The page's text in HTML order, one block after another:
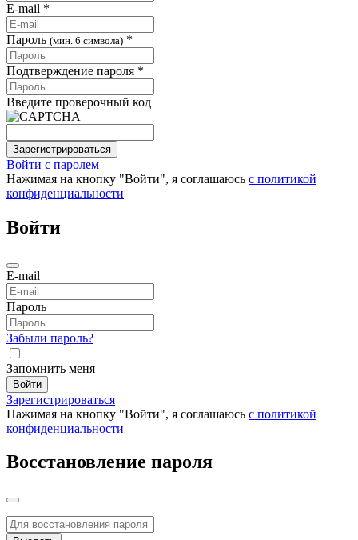
E-mail *
Пароль (мин. 6 символа) *
Подтверждение пароля *
Введите проверочный код
Зарегистрироваться
Войти с паролем
Нажимая на кнопку "Войти", я соглашаюсь с политикой
конфиденциальности
Войти
E-mail
Пароль
Забыли пароль?
Запомнить меня
Войти
Зарегистрироваться
Нажимая на кнопку "Войти", я соглашаюсь с политикой
конфиденциальности
Восстановление пароля